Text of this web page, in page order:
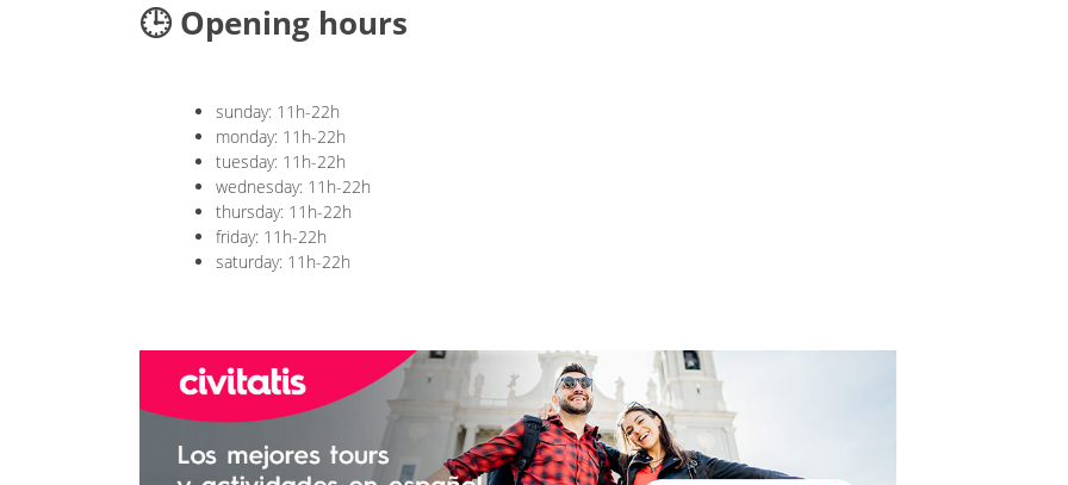
🕒 Opening hours
sunday: 11h-22h
monday: 11h-22h
tuesday: 11h-22h
wednesday: 11h-22h
thursday: 11h-22h
friday: 11h-22h
saturday: 11h-22h